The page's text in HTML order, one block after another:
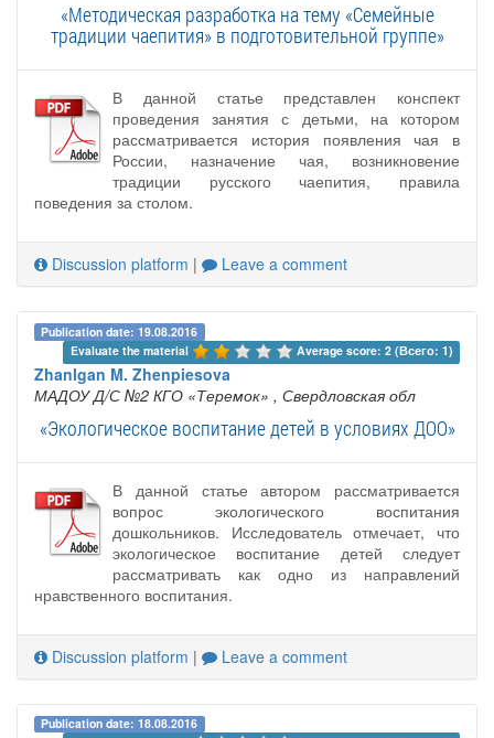
«Методическая разработка на тему «Семейные
традиции чаепития» в подготовительной группе»
В данной статье представлен конспект
проведения занятия с детьми, на котором
рассматривается история появления чая в
России, назначение чая, возникновение
традиции русского чаепития, правила
поведения за столом.
Discussion platform | Leave a comment
Publication date: 19.08.2016
Evaluate the material
Average score: 2 (Всего: 1)
Zhanlgan M. Zhenpiesova
МАДОУ Д/С №2 КГО «Теремок» , Свердловская обл
«Экологическое воспитание детей в условиях ДОО»
В данной статье автором рассматривается
вопрос экологического воспитания
дошкольников. Исследователь отмечает, что
экологическое воспитание детей следует
рассматривать как одно из направлений
нравственного воспитания.
Discussion platform | Leave a comment
Publication date: 18.08.2016